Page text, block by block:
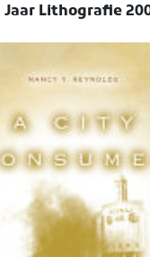
200 Jaar